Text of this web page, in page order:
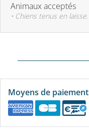
Animaux acceptés
• Chiens tenus en laisse.
Moyens de paiement